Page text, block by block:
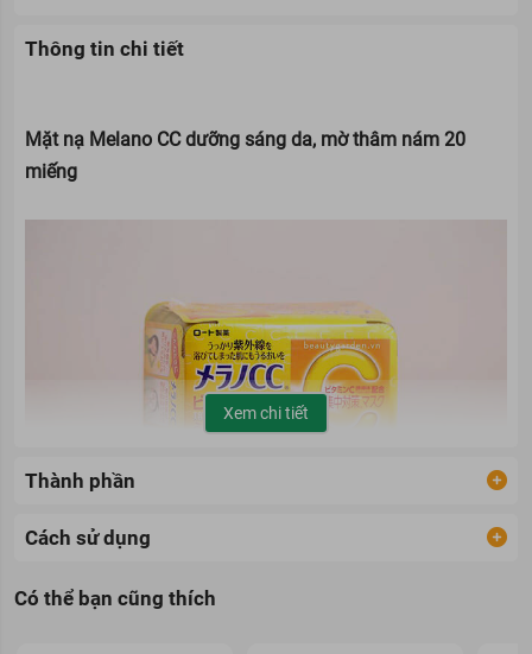
Thông tin chi tiết
Mặt nạ Melano CC dưỡng sáng da, mờ thâm nám 20
miếng
Đây được xem là dòng mặt nạ chân ái cho những ai đang sở hữu
Xem chi tiết
Thành phần
Cách sử dụng
Có thể bạn cũng thích